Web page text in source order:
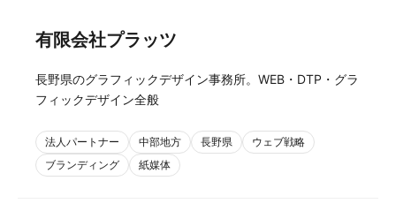
有限会社プラッツ
長野県のグラフィックデザイン事務所。WEB・DTP・グラ
フィックデザイン全般
法人パートナー 中部地方 長野県
ウェブ戦略
ブランディング
紙媒体